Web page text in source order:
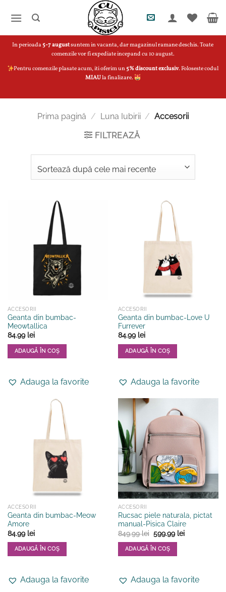
In perioada5-7 augustsuntem in vacanta, dar magazinul ramane deschis. Toate
comenzile vor fi expediate incepand cu 10 august.
Pentru comenzile plasate acum, iti oferim un5% discount exclusiv. Foloseste codul
MIAUla finalizare.
Prima pagină / Luna Iubirii / Accesorii
FILTREAZĂ
ACCESORII
Geanta din bumbac-
Meowtallica
84.99 lei
ADAUGĂ ÎN COȘ
Adauga la favorite
ACCESORII
Geanta din bumbac-Love U
Furrever
84.99 lei
ADAUGĂ ÎN COȘ
Adauga la favorite
ACCESORII
Geanta din bumbac-Meow
Amore
84.99 lei
ADAUGĂ ÎN COȘ
Adauga la favorite
ACCESORII
Rucsac piele naturala, pictat
manual-Pisica Claire
849.99lei Prețul
inițial
a
fost:
849.99 lei.
599.99 leiPrețul
ADAUGĂ ÎN COȘ
Adauga la favorite